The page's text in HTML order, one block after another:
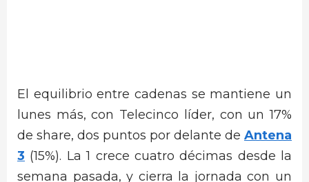
El equilibrio entre cadenas se mantiene un
lunes más, con Telecinco líder, con un 17%
de share, dos puntos por delante de Antena
3 (15%). La 1 crece cuatro décimas desde la
semana pasada, y cierra la jornada con un